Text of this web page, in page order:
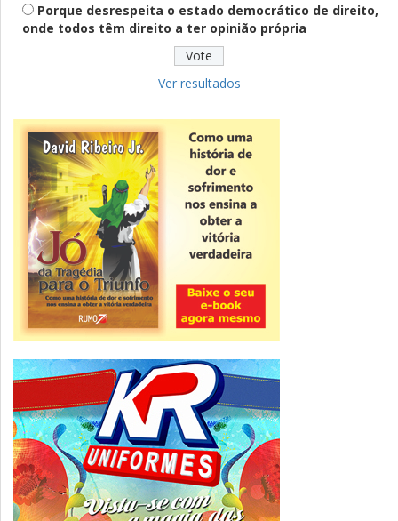
Fies: pré-selecionados têm até terça
para complementar informações
Novidade
CNPJ alfanumérico começa a ser emitido
nesta sexta
ver todas »
Porque desrespeita o estado democrático de direito,
onde todos têm direito a ter opinião própria
Ver resultados